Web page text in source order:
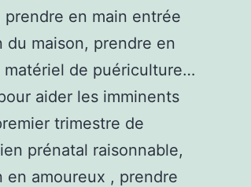
en main entrée
maison, prendre en
matériel de puériculture…
aider les imminents
trimestre de
prénatal raisonnable,
amoureux , prendre